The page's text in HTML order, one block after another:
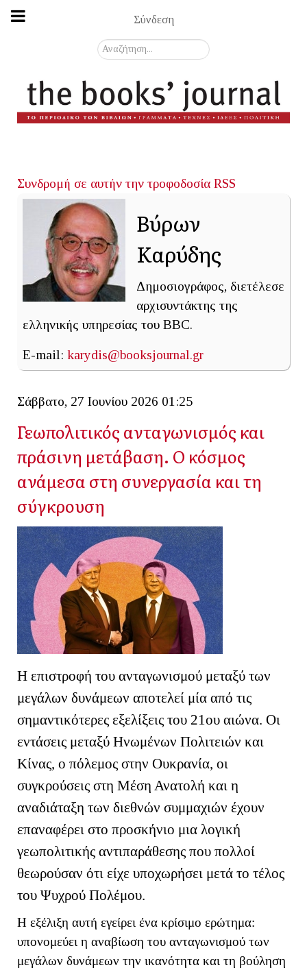
Σύνδεση
Αναζήτηση...
Συνδρομή σε αυτήν την τροφοδοσία RSS
Βύρων
Καρύδης
Δημοσιογράφος, διετέλεσε
αρχισυντάκτης της
ελληνικής υπηρεσίας του BBC.
E-mail: karydis@booksjournal.gr
Σάββατο, 27 Ιουνίου 2026 01:25
Γεωπολιτικός ανταγωνισμός και
πράσινη μετάβαση. Ο κόσμος
ανάμεσα στη συνεργασία και τη
σύγκρουση
Η επιστροφή του ανταγωνισμού μεταξύ των
μεγάλων δυνάμεων αποτελεί μία από τις
σημαντικότερες εξελίξεις του 21ου αιώνα. Οι
εντάσεις μεταξύ Ηνωμένων Πολιτειών και
Κίνας, ο πόλεμος στην Ουκρανία, οι
συγκρούσεις στη Μέση Ανατολή και η
αναδιάταξη των διεθνών συμμαχιών έχουν
επαναφέρει στο προσκήνιο μια λογική
γεωπολιτικής αντιπαράθεσης που πολλοί
θεωρούσαν ότι είχε υποχωρήσει μετά το τέλος
του Ψυχρού Πολέμου.
Η εξέλιξη αυτή εγείρει ένα κρίσιμο ερώτημα:
υπονομεύει η αναβίωση του ανταγωνισμού των
μεγάλων δυνάμεων την ικανότητα και τη βούληση